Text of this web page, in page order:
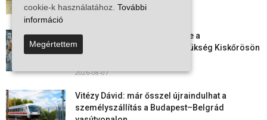
2026-08-08
Aktuális állásajánlatok: ezekre a
munkavállalókra van most szükség Kiskőrösön
2026-08-07
Vitézy Dávid: már ősszel újraindulhat a
személyszállítás a Budapest–Belgrád
cookie-k használatához. További
információ
Megértettem